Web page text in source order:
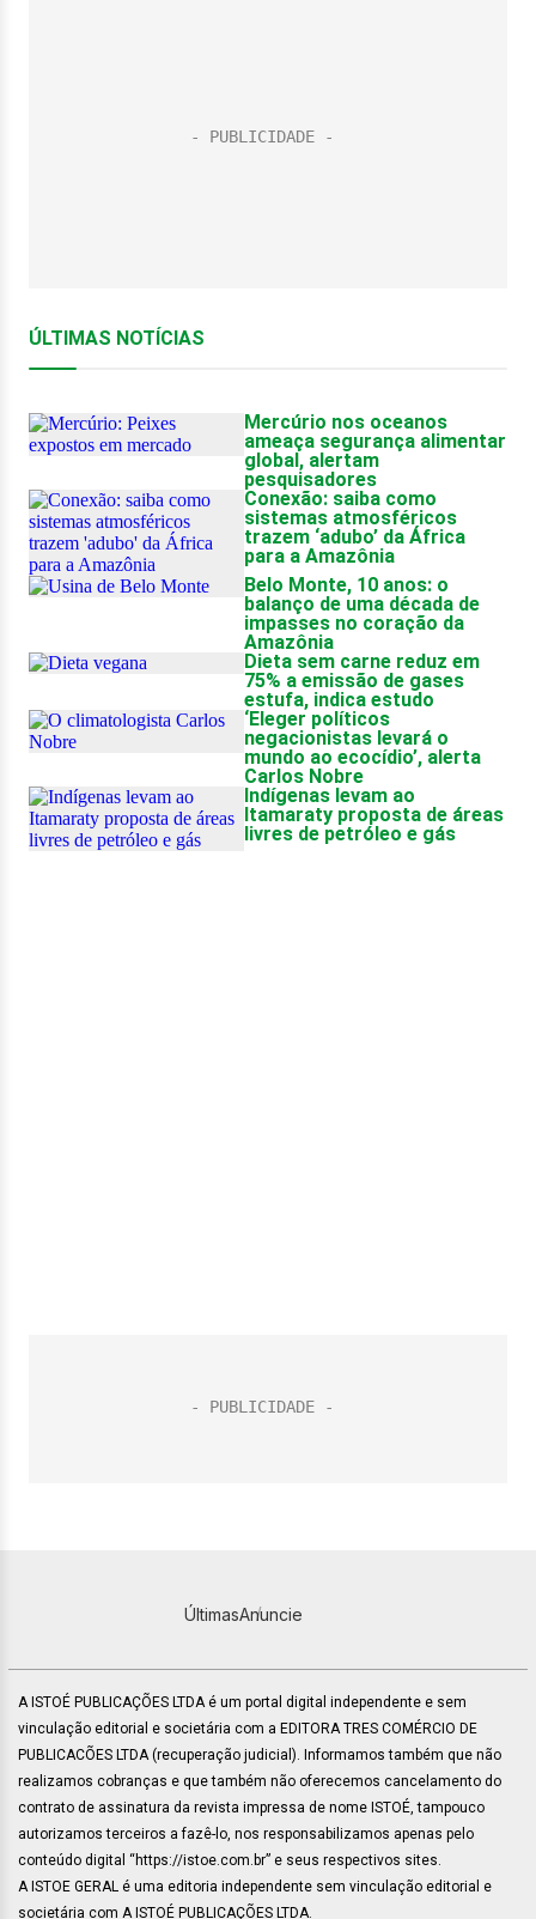
ÚltimasAnuncie
A ISTOÉ PUBLICAÇÕES LTDA é um portal digital independente e sem
vinculação editorial e societária com a EDITORA TRES COMÉRCIO DE
PUBLICACÕES LTDA (recuperação judicial). Informamos também que não
realizamos cobranças e que também não oferecemos cancelamento do
contrato de assinatura da revista impressa de nome ISTOÉ, tampouco
autorizamos terceiros a fazê-lo, nos responsabilizamos apenas pelo
conteúdo digital “https://istoe.com.br” e seus respectivos sites.
A ISTOE GERAL é uma editoria independente sem vinculação editorial e
societária com A ISTOÉ PUBLICAÇÕES LTDA.